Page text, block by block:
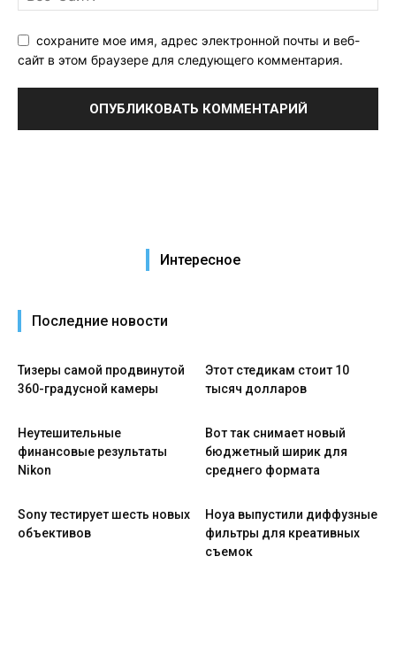
сохраните мое имя, адрес электронной почты и веб-
сайт в этом браузере для следующего комментария.
Интересное
Последние новости
Тизеры самой продвинутой
360-градусной камеры
Этот стедикам стоит 10
тысяч долларов
Неутешительные
финансовые результаты
Nikon
Вот так снимает новый
бюджетный ширик для
среднего формата
Sony тестирует шесть новых
объективов
Hoya выпустили диффузные
фильтры для креативных
съемок